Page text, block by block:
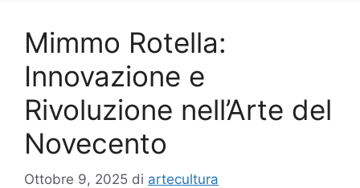
Mimmo Rotella:
Innovazione e
Rivoluzione nell’Arte del
Novecento
Ottobre 9, 2025 di artecultura